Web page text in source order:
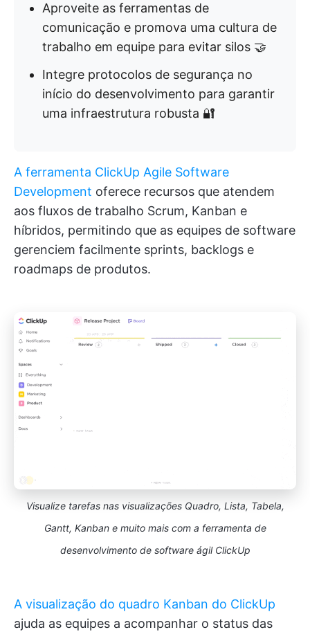
Aproveite as ferramentas de
comunicação e promova uma cultura de
trabalho em equipe para evitar silos 🤝
Integre protocolos de segurança no
início do desenvolvimento para garantir
uma infraestrutura robusta 🔐
A ferramenta ClickUp Agile Software
Development oferece recursos que atendem
aos fluxos de trabalho Scrum, Kanban e
híbridos, permitindo que as equipes de software
gerenciem facilmente sprints, backlogs e
roadmaps de produtos.
Visualize tarefas nas visualizações Quadro, Lista, Tabela,
Gantt, Kanban e muito mais com a ferramenta de
desenvolvimento de software ágil ClickUp
A visualização do quadro Kanban do ClickUp
ajuda as equipes a acompanhar o status das